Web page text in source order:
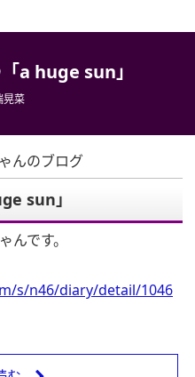
a huge sun」
晃菜
んのブログ
sun」
です。
s/n46/diary/detail/1046